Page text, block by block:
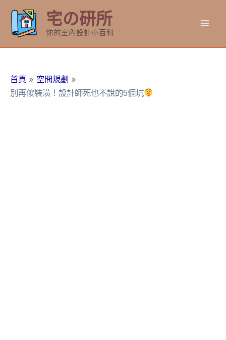
要
宅の研所
你的室內設計小百科
首頁
空間規劃
別再傻裝潢！設計師死也不說的5個坑